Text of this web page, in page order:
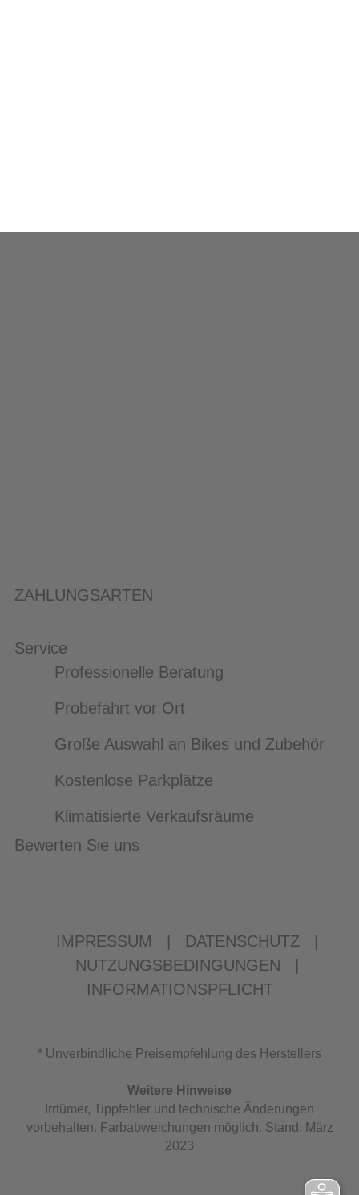
ZAHLUNGSARTEN
Service
Professionelle Beratung
Probefahrt vor Ort
Große Auswahl an Bikes und Zubehör
Kostenlose Parkplätze
Klimatisierte Verkaufsräume
Bewerten Sie uns
IMPRESSUM DATENSCHUTZ
NUTZUNGSBEDINGUNGEN
INFORMATIONSPFLICHT
* Unverbindliche Preisempfehlung des Herstellers
Weitere Hinweise
Irrtümer, Tippfehler und technische Änderungen
vorbehalten. Farbabweichungen möglich. Stand: März
2023